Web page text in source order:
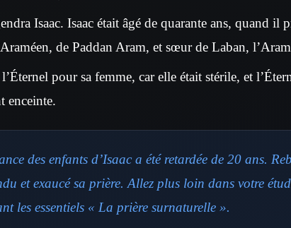
Isaac. Isaac était âgé de quarante ans, quand il
de Paddan Aram, et sœur de Laban,
pour sa femme, car elle était stérile, et
enceinte.
des enfants d’Isaac a été retardée de 20 ans.
et exaucé sa prière. Allez plus loin dans votre
les essentiels « La prière surnaturelle ».